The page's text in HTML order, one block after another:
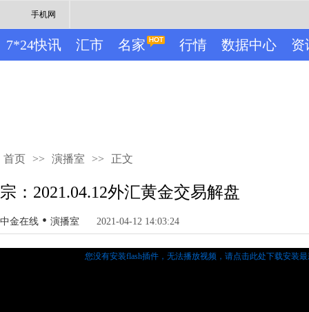
手机网
7*24快讯 汇市 名家 行情 数据中心 资
首页 >> 演播室 >> 正文
宗：2021.04.12外汇黄金交易解盘
中金在线 • 演播室 2021-04-12 14:03:24
您没有安装flash插件，无法播放视频， 请点击此处下载安装